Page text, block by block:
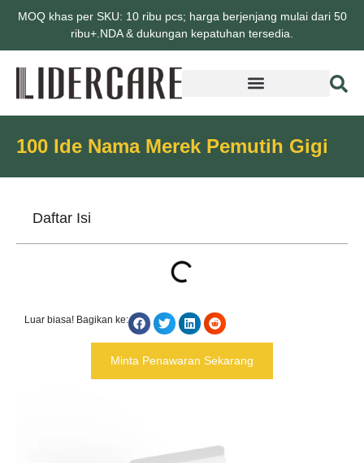
MOQ khas per SKU: 10 ribu pcs; harga berjenjang mulai dari 50
ribu+.NDA & dukungan kepatuhan tersedia.
100 Ide Nama Merek Pemutih Gigi
Daftar Isi
Luar biasa! Bagikan ke:
Minta Penawaran Sekarang